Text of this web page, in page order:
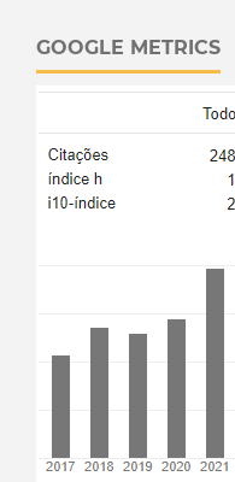
GOOGLE METRICS